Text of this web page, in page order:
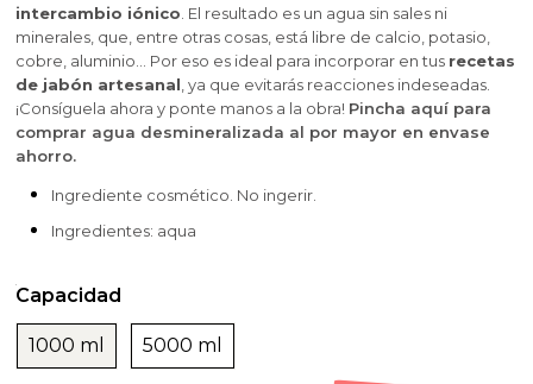
intercambio iónico . El resultado es un agua sin sales ni
minerales, que, entre otras cosas, está libre de calcio, potasio,
cobre, aluminio… Por eso es ideal para incorporar en tus recetas
de jabón artesanal , ya que evitarás reacciones indeseadas.
¡Consíguela ahora y ponte manos a la obra! Pincha aquí para
comprar agua desmineralizada al por mayor en envase
ahorro.
Ingrediente cosmético. No ingerir.
Ingredientes: aqua
Capacidad
1000 ml 5000 ml